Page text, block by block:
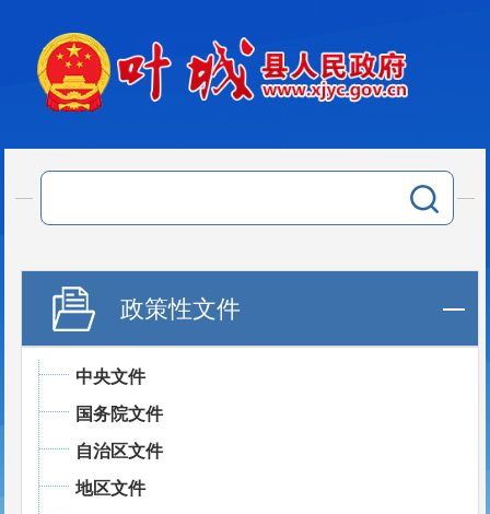
政策性文件
中央文件
国务院文件
自治区文件
地区文件